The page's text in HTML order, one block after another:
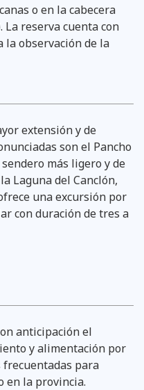
o en la cabecera
reserva cuenta con
la observación de la
extensión y de
son el Pancho
más ligero y de
Laguna del Canclón,
una excursión por
con duración de tres a
anticipación el
y alimentación por
frecuentadas para
en la provincia.